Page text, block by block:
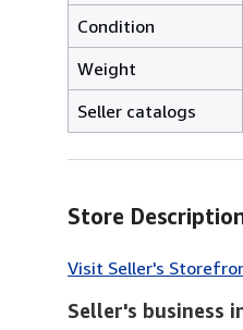
Condition
Weight
Seller catalogs
Store
Visit Seller's
Seller's business